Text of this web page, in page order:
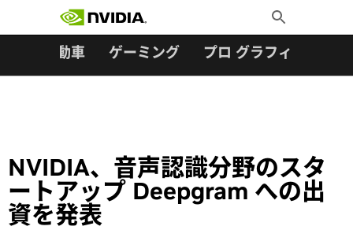
Toggle
Search
自動車 ゲーミング プロ グラフィックス
NVIDIA、音声認識分野のスタ
ートアップ Deepgram への出
資を発表